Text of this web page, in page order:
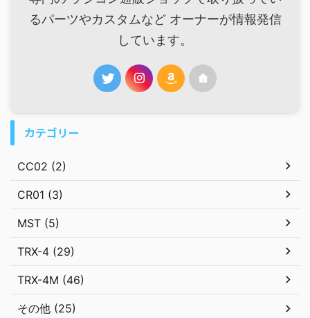
るパーツやカスタムなど オーナーが情報発信
しています。
カテゴリー
CC02 (2)
CR01 (3)
MST (5)
TRX-4 (29)
TRX-4M (46)
その他 (25)